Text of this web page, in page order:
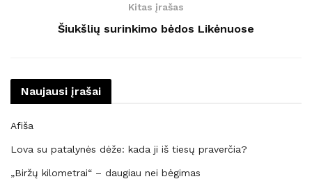
Kitas įrašas
Šiukšlių surinkimo bėdos Likėnuose
Naujausi įrašai
Afiša
Lova su patalynės dėže: kada ji iš tiesų praverčia?
„Biržų kilometrai“ – daugiau nei bėgimas